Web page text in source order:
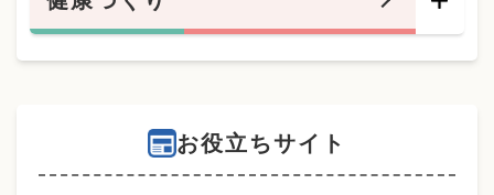
お役立ちサイト